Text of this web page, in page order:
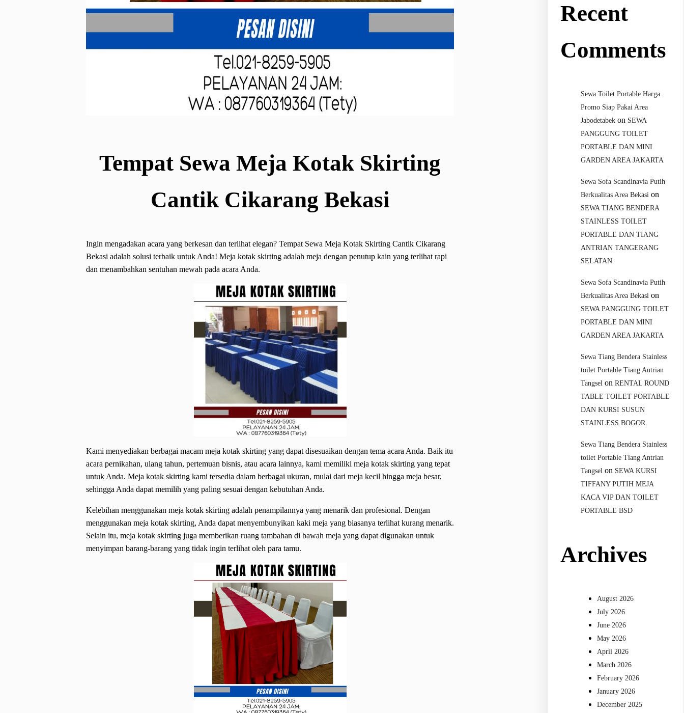
Tempat Sewa Meja Kotak Skirting
Cantik Cikarang Bekasi
Ingin mengadakan acara yang berkesan dan terlihat elegan? Tempat Sewa Meja Kotak Skirting Cantik Cikarang
Bekasi adalah solusi terbaik untuk Anda! Meja kotak skirting adalah meja dengan penutup kain yang terlihat rapi
dan menambahkan sentuhan mewah pada acara Anda.
Kami menyediakan berbagai macam meja kotak skirting yang dapat disesuaikan dengan tema acara Anda. Baik itu
acara pernikahan, ulang tahun, pertemuan bisnis, atau acara lainnya, kami memiliki meja kotak skirting yang tepat
untuk Anda. Meja kotak skirting kami tersedia dalam berbagai ukuran, mulai dari meja kecil hingga meja besar,
sehingga Anda dapat memilih yang paling sesuai dengan kebutuhan Anda.
Kelebihan menggunakan meja kotak skirting adalah penampilannya yang menarik dan profesional. Dengan
menggunakan meja kotak skirting, Anda dapat menyembunyikan kaki meja yang biasanya terlihat kurang menarik.
Selain itu, meja kotak skirting juga memberikan ruang tambahan di bawah meja yang dapat digunakan untuk
menyimpan barang-barang yang tidak ingin terlihat oleh para tamu.
Recent
Comments
Sewa Toilet Portable Harga
Promo Siap Pakai Area
Jabodetabek on SEWA
PANGGUNG TOILET
PORTABLE DAN MINI
GARDEN AREA JAKARTA
Sewa Sofa Scandinavia Putih
Berkualitas Area Bekasi on
SEWA TIANG BENDERA
STAINLESS TOILET
PORTABLE DAN TIANG
ANTRIAN TANGERANG
SELATAN.
Sewa Sofa Scandinavia Putih
Berkualitas Area Bekasi on
SEWA PANGGUNG TOILET
PORTABLE DAN MINI
GARDEN AREA JAKARTA
Sewa Tiang Bendera Stainless
toilet Portable Tiang Antrian
Tangsel onRENTAL ROUND
TABLE TOILET PORTABLE
DAN KURSI SUSUN
STAINLESS BOGOR.
Sewa Tiang Bendera Stainless
toilet Portable Tiang Antrian
Tangsel on SEWA KURSI
TIFFANY PUTIH MEJA
KACA VIP DAN TOILET
PORTABLE BSD
Archives
August 2026
July 2026
June 2026
May 2026
April 2026
March 2026
February 2026
January 2026
December 2025